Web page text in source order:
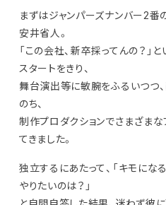
まずはジャンパーズナンバー2番
安井省人。
「この会社、新卒採ってんの？」
スタートをきり、
舞台演出等に敏腕をふるいつつ
のち、
制作プロダクションでさまざま
てきました。
独立するにあたって、「キモにな
やりたいのは？」